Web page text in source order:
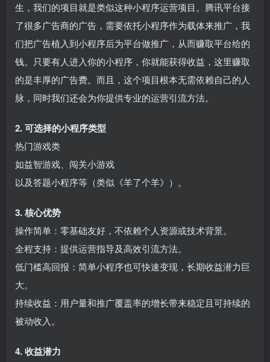
生，我们的项目就是类似这种小程序运营项目。腾讯平台接
了很多广告商的广告，需要依托小程序作为载体来推广，我
们把广告植入到小程序后为平台做推广，从而赚取平台给的
钱。只要有人进入你的小程序，你就能获得收益，这里赚取
的是丰厚的广告费。而且，这个项目根本无需依赖自己的人
脉，同时我们还会为你提供专业的运营引流方法。
2. 可选择的小程序类型
热门游戏类
如益智游戏、闯关小游戏
以及答题小程序等（类似《羊了个羊》）。
3. 核心优势
操作简单：零基础友好，不依赖个人资源或技术背景。
全程支持：提供运营指导及高效引流方法。
低门槛高回报：简单小程序也可快速变现，长期收益潜力巨
大。
持续收益：用户量和推广覆盖率的增长带来稳定且可持续的
被动收入。
4. 收益潜力